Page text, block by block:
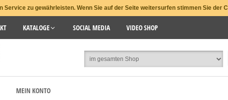
zu gewährleisten. Wenn Sie auf der Seite weitersurfen stimmen Sie der
KATALOGE SOCIAL MEDIA VIDEO SHOP
MEIN KONTO